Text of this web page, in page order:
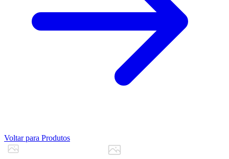
Voltar para Produtos